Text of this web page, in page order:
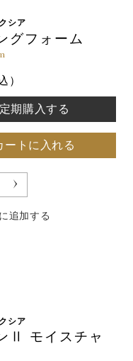
シア
グフォーム
）
定期購入する
ートに入れる
追加する
シア
Ⅱ モイスチャ